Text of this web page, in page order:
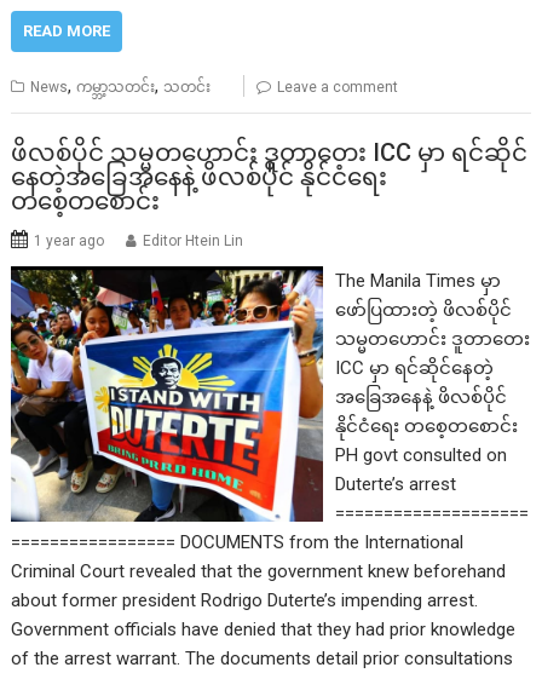
READ MORE
News,ကမ္ဘာ့သတင်း, သတင်း Leave a comment
ဖိလစ်ပိုင် သမ္မတဟောင်း ဒူတာတေး ICC မှာ ရင်ဆိုင်
နေတဲ့အခြေအနေနဲ့ ဖိလစ်ပိုင် နိုင်ငံရေး
တစေ့တစောင်း
1 year ago Editor Htein Lin
The Manila Times မှာ
ဖော်ပြထားတဲ့ ဖိလစ်ပိုင်
သမ္မတဟောင်း ဒူတာတေး
ICC မှာ ရင်ဆိုင်နေတဲ့
အခြေအနေနဲ့ ဖိလစ်ပိုင်
နိုင်ငံရေး တစေ့တစောင်း
PH govt consulted on
Duterte’s arrest
====================
================= DOCUMENTS from the International
Criminal Court revealed that the government knew beforehand
about former president Rodrigo Duterte’s impending arrest.
Government officials have denied that they had prior knowledge
of the arrest warrant. The documents detail prior consultations